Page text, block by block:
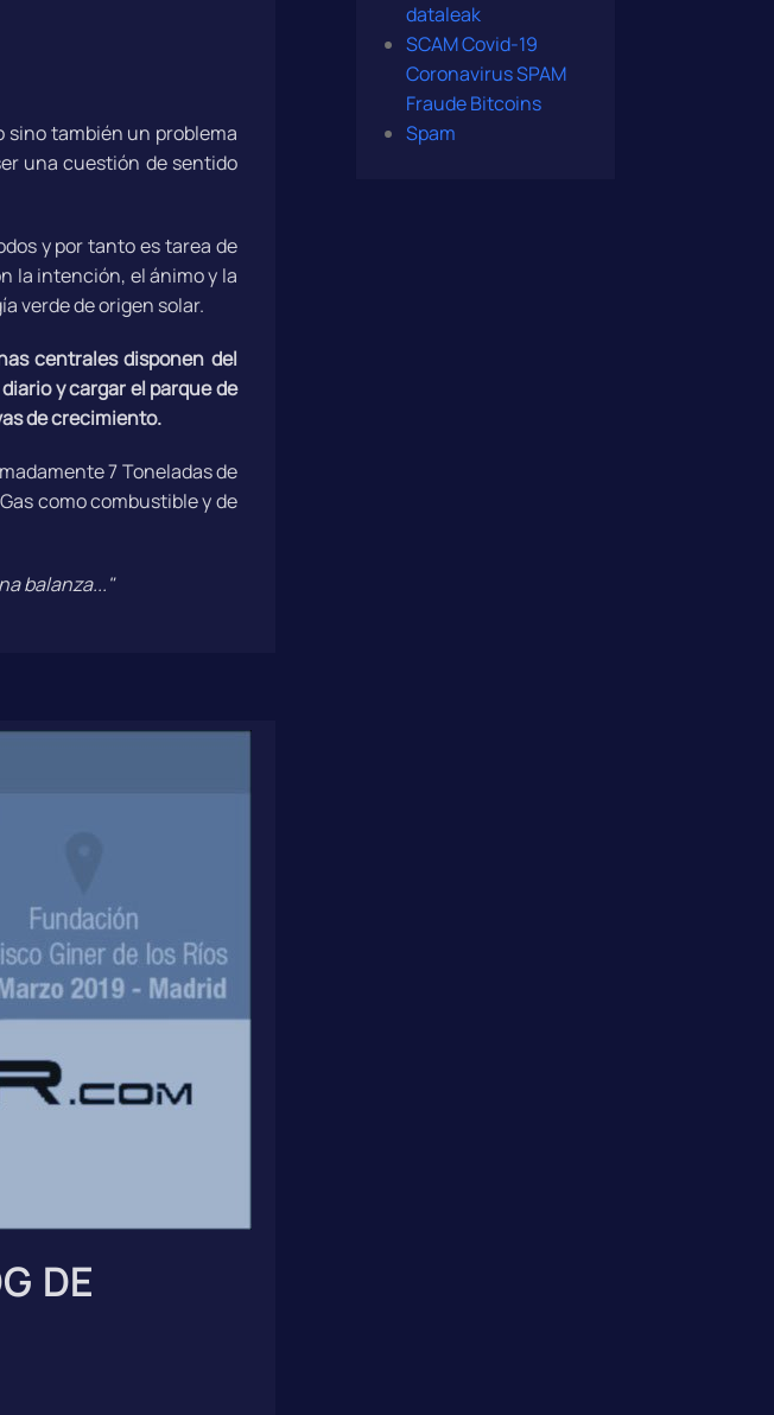
sino también un problema
una cuestión de sentido
y por tanto es tarea de
la intención, el ánimo y la
verde de origen solar.
centrales disponen del
y cargar el parque de
de crecimiento.
7 Toneladas de
como combustible y de
balanza..."
DE
dataleak
SCAM Covid-19
Coronavirus SPAM
Fraude Bitcoins
Spam